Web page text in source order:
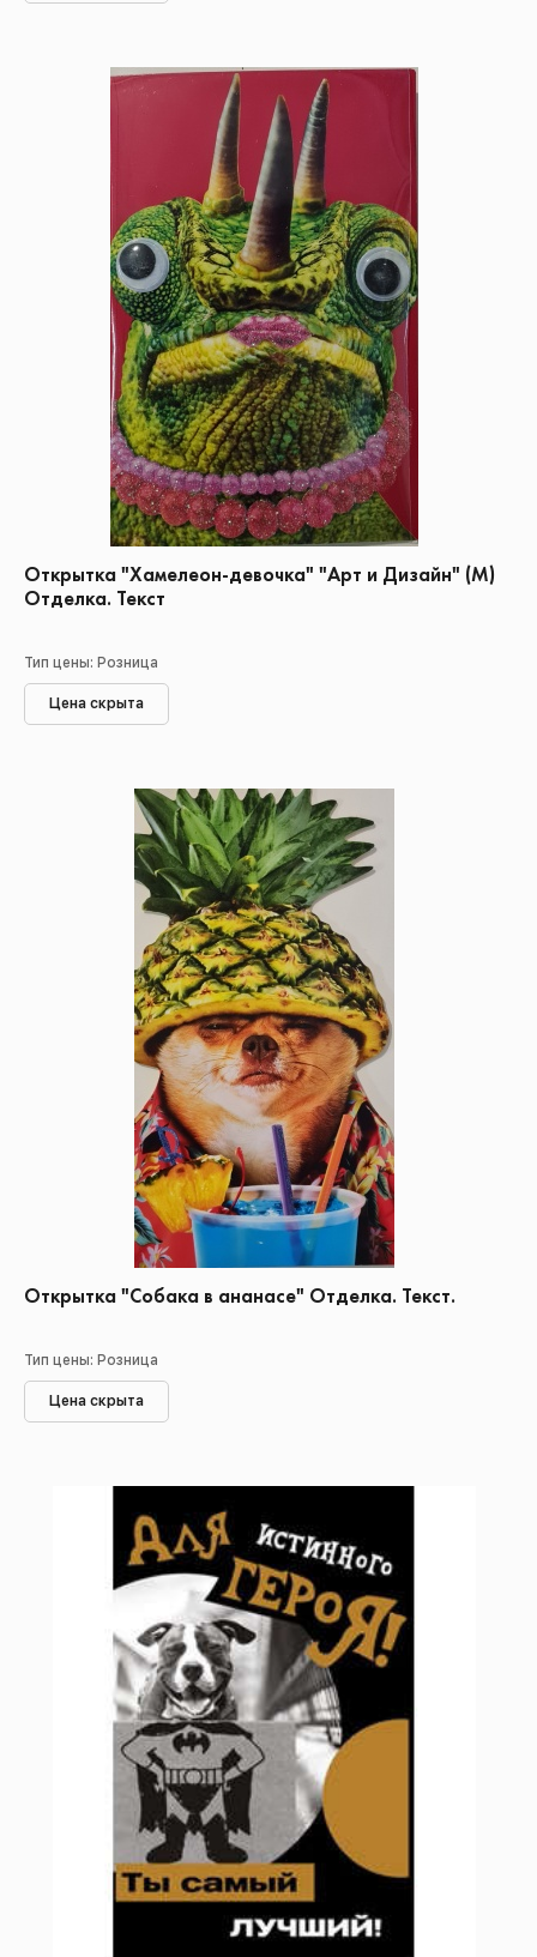
Открытка "Хамелеон-девочка" "Арт и Дизайн" (М)
Отделка. Текст
Тип цены: Розница
Цена скрыта
Открытка "Собака в ананасе" Отделка. Текст.
Тип цены: Розница
Цена скрыта